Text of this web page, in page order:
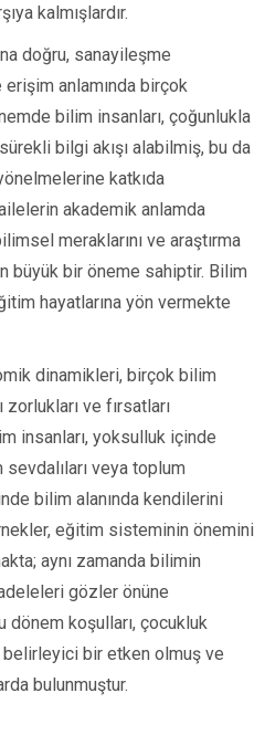
kalmışlardır.
doğru, sanayileşme
anlamında birçok
bilim insanları, çoğunlukla
bilgi akışı alabilmiş, bu da
katkıda
akademik anlamda
meraklarını ve araştırma
büyük bir öneme sahiptir. Bilim
hayatlarına yön vermekte
dinamikleri, birçok bilim
zorlukları ve fırsatları
insanları, yoksulluk içinde
veya toplum
bilim alanında kendilerini
eğitim sisteminin önemini
aynı zamanda bilimin
gözler önüne
dönem koşulları, çocukluk
belirleyici bir etken olmuş ve
bulunmuştur.